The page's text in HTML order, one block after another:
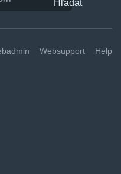
Websupport Help